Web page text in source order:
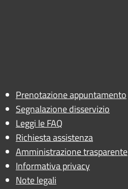
Prenotazione appuntamento
Segnalazione disservizio
Leggi le FAQ
Richiesta assistenza
Amministrazione trasparente
Informativa privacy
Note legali